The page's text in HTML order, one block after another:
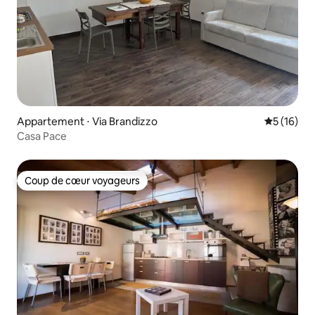
Appartement ⋅ Via Brandizzo
5 (16)
Casa Pace
Coup de cœur voyageurs
Coup de cœur voyageurs